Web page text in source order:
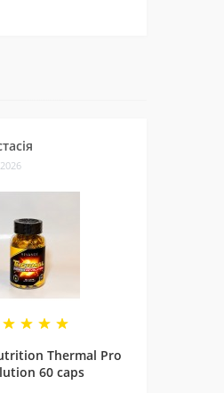
3 дні і так
для вегетаріанців.
що нас
Thermal Pro
60 caps